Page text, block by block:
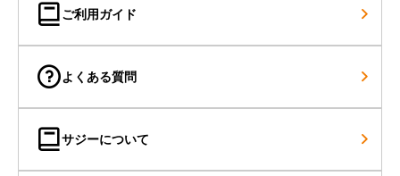
ご利用ガイド
よくある質問
サジーについて